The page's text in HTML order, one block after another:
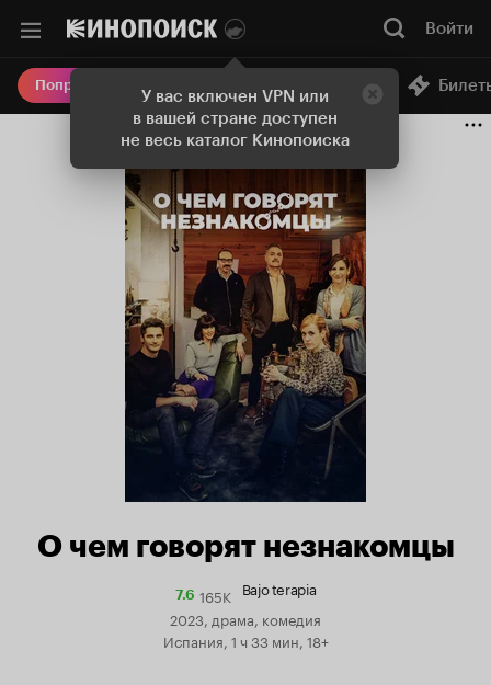
У вас включен VPN или
в вашей стране доступен
не весь каталог Кинопоиска
Войти
Попробовать Плюс Онлайн-кинотеатр
О чем говорят незнакомцы
7.6Рейтинг
Кинопоиска
165K Bajo terapia
2023, драма, комедия
Испания, 1 ч 33 мин, 18+